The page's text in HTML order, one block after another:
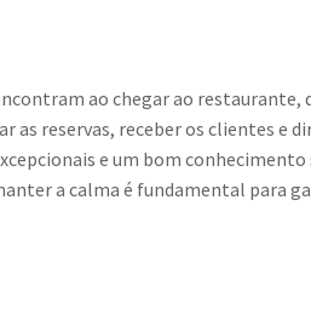
ao chegar ao
reservas, receber os clientes e
e um bom conhecimento
a calma é fundamental para